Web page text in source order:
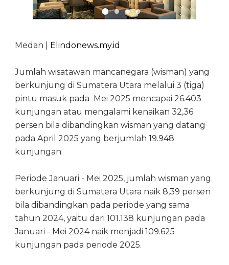
Medan | Elindonews.my.id
Jumlah wisatawan mancanegara (wisman) yang
berkunjung di Sumatera Utara melalui 3 (tiga)
pintu masuk pada Mei 2025 mencapai 26.403
kunjungan atau mengalami kenaikan 32,36
persen bila dibandingkan wisman yang datang
pada April 2025 yang berjumlah 19.948
kunjungan.
Periode Januari - Mei 2025, jumlah wisman yang
berkunjung di Sumatera Utara naik 8,39 persen
bila dibandingkan pada periode yang sama
tahun 2024, yaitu dari 101.138 kunjungan pada
Januari - Mei 2024 naik menjadi 109.625
kunjungan pada periode 2025.